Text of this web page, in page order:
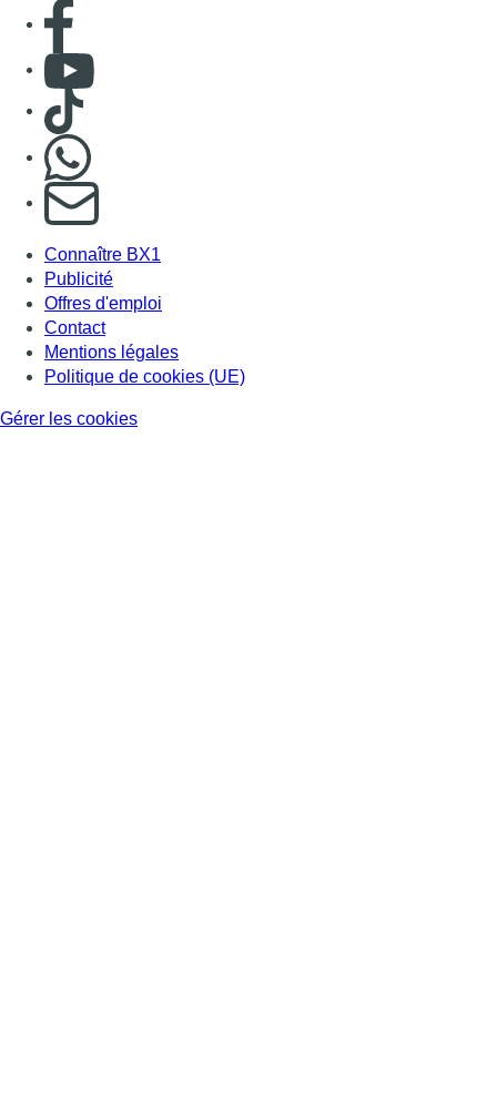
Consulter page Facebook
Consulter Youtube
Consulter TikTok
S'abonner à notre newsletter
Connaître BX1
Publicité
Offres d'emploi
Contact
Mentions légales
Politique de cookies (UE)
Gérer les cookies